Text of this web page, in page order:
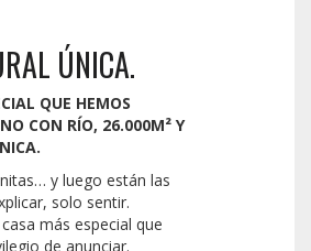
ÚNICA.
QUE HEMOS
CON RÍO, 26.000M² Y
y luego están las
solo sentir.
más especial que
de anunciar.